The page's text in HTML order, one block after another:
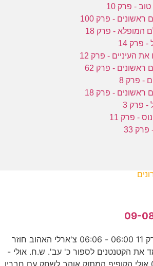
צ'ארלי והמספרים - פרק 11 06:00 - 06:06 צ'ארלי האהוב חוזר
את הקטנטנים לספור כ' עב'. ש.ח. אולי -
פרק 11 06:06 - 06:13 אולי הקופיף המתוק אוהב לשחק עם חבריו